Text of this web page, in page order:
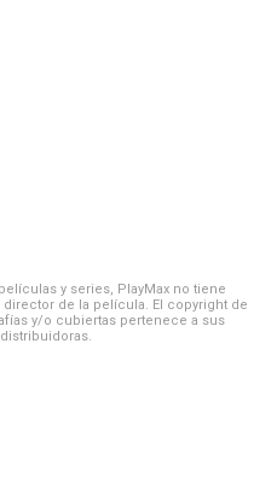
y series, PlayMax no tiene
de la película. El copyright de
y/o cubiertas pertenece a sus